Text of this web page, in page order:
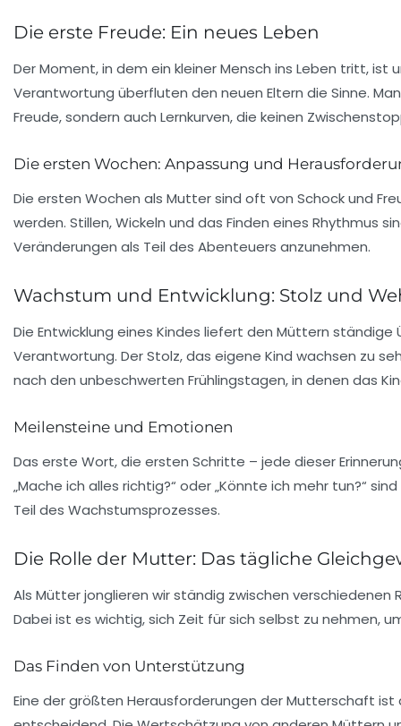
Die erste Freude: Ein neues Leben
Der Moment, in dem ein kleiner Mensch ins Leben tritt, ist
Verantwortung überfluten den neuen Eltern die Sinne.
Freude, sondern auch Lernkurven, die keinen
Die ersten Wochen: Anpassung und
Die ersten Wochen als Mutter sind oft von Schock und
werden. Stillen,Wickeln und das Finden eines Rhythmus
Veränderungen als Teil des Abenteuers anzunehmen.
Wachstum und Entwicklung: Stolz und
Die Entwicklung eines Kindes liefert den Müttern ständige
Verantwortung. Der Stolz, das eigene Kind wachsen zu
nach den unbeschwerten Frühlingstagen, in denen das
Meilensteine und Emotionen
Das erste Wort, die ersten Schritte – jede dieser
„Mache ich alles richtig?“ oder „Könnte ich mehr tun?“
Teil des Wachstumsprozesses.
Die Rolle der Mutter: Das tägliche
Als Mütter jonglieren wir ständig zwischen verschiedenen
Dabei ist es wichtig, sich Zeit für sich selbst zu nehmen,
Das Finden von Unterstützung
Eine der größten Herausforderungen der Mutterschaft ist